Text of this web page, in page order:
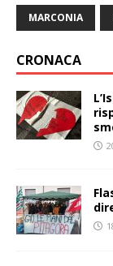
MARCONIA
CRONACA